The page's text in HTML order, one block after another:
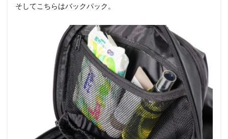
そしてこちらはバックパック。